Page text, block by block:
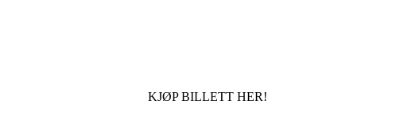
KJØP BILLETT HER!